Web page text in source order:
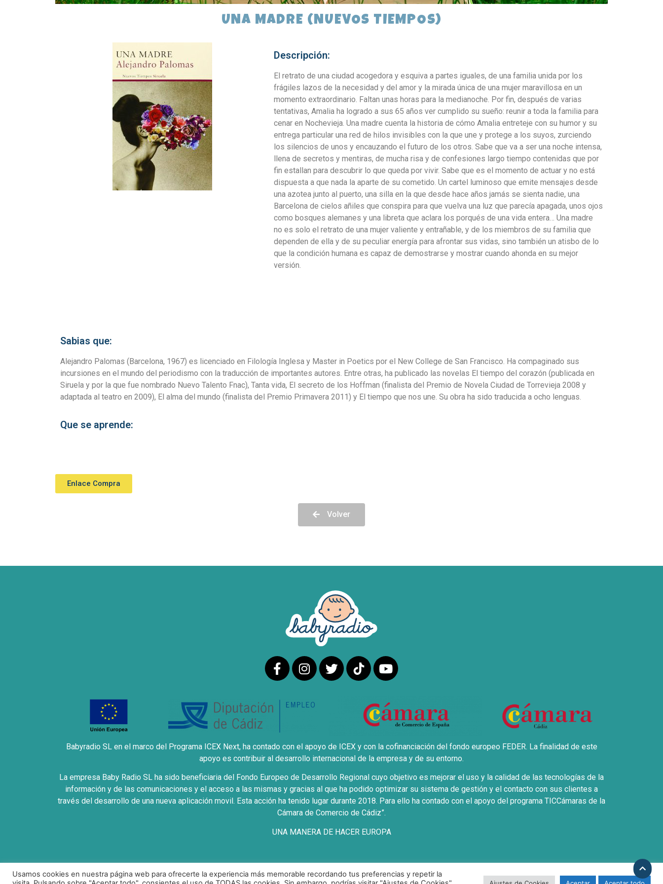
UNA MADRE (NUEVOS TIEMPOS)
Descripción:
El retrato de una ciudad acogedora y esquiva a partes iguales, de una familia unida por los
frágiles lazos de la necesidad y del amor y la mirada única de una mujer maravillosa en un
momento extraordinario. Faltan unas horas para la medianoche. Por fin, después de varias
tentativas, Amalia ha logrado a sus 65 años ver cumplido su sueño: reunir a toda la familia para
cenar en Nochevieja. Una madre cuenta la historia de cómo Amalia entreteje con su humor y su
entrega particular una red de hilos invisibles con la que une y protege a los suyos, zurciendo
los silencios de unos y encauzando el futuro de los otros. Sabe que va a ser una noche intensa,
llena de secretos y mentiras, de mucha risa y de confesiones largo tiempo contenidas que por
fin estallan para descubrir lo que queda por vivir. Sabe que es el momento de actuar y no está
dispuesta a que nada la aparte de su cometido. Un cartel luminoso que emite mensajes desde
una azotea junto al puerto, una silla en la que desde hace años jamás se sienta nadie, una
Barcelona de cielos añiles que conspira para que vuelva una luz que parecía apagada, unos ojos
como bosques alemanes y una libreta que aclara los porqués de una vida entera… Una madre
no es solo el retrato de una mujer valiente y entrañable, y de los miembros de su familia que
dependen de ella y de su peculiar energía para afrontar sus vidas, sino también un atisbo de lo
que la condición humana es capaz de demostrarse y mostrar cuando ahonda en su mejor
versión.
Sabias que:
Alejandro Palomas (Barcelona, 1967) es licenciado en Filología Inglesa y Master in Poetics por el New College de San Francisco. Ha compaginado sus
incursiones en el mundo del periodismo con la traducción de importantes autores. Entre otras, ha publicado las novelas El tiempo del corazón (publicada en
Siruela y por la que fue nombrado Nuevo Talento Fnac), Tanta vida, El secreto de los Hoffman (finalista del Premio de Novela Ciudad de Torrevieja 2008 y
adaptada al teatro en 2009), El alma del mundo (finalista del Premio Primavera 2011) y El tiempo que nos une. Su obra ha sido traducida a ocho lenguas.
Que se aprende:
Enlace Compra
Volver
Babyradio SL en el marco del Programa ICEX Next, ha contado con el apoyo de ICEX y con la cofinanciación del fondo europeo FEDER. La finalidad de este
apoyo es contribuir al desarrollo internacional de la empresa y de su entorno.
La empresa Baby Radio SL ha sido beneficiaria del Fondo Europeo de Desarrollo Regional cuyo objetivo es mejorar el uso y la calidad de las tecnologías de la
información y de las comunicaciones y el acceso a las mismas y gracias al que ha podido optimizar su sistema de gestión y el contacto con sus clientes a
través del desarrollo de una nueva aplicación movil. Esta acción ha tenido lugar durante 2018. Para ello ha contado con el apoyo del programa TICCámaras de la
Cámara de Comercio de Cádiz”.
UNA MANERA DE HACER EUROPA
Política de Privacidad|Politica de Cookies|Aviso Legal|Condiciones Compra
Usamos cookies en nuestra página web para ofrecerte la experiencia más memorable recordando tus preferencias y repetir la